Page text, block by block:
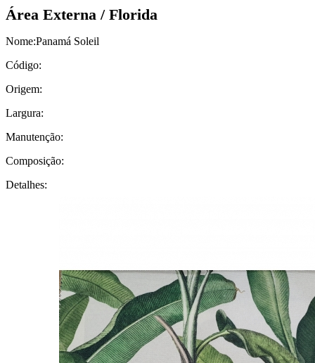
Área Externa / Florida
Nome:Panamá Soleil
Código:
Origem:
Largura:
Manutenção:
Composição:
Detalhes: